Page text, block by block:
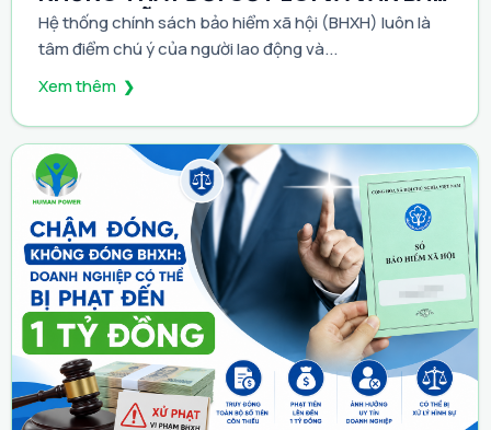
HƯỚNG DẪN
Hệ thống chính sách bảo hiểm xã hội (BHXH) luôn là
tâm điểm chú ý của người lao động và...
Xem thêm